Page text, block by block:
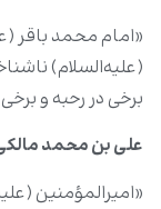
«امام محمد باقر
(علیه‌السلام)
برخی در رحبه و
علی بن محمد
«امیرالمؤمنین